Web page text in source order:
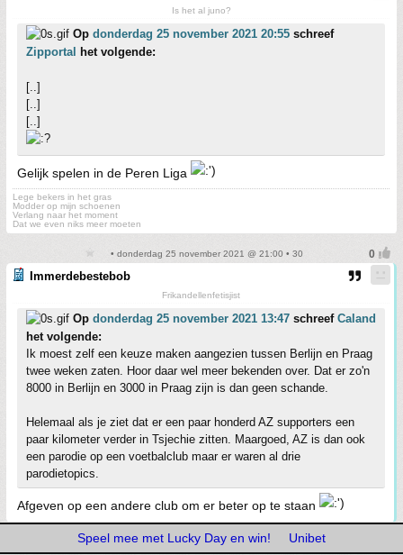
Is het al juno?
Op donderdag 25 november 2021 20:55 schreef
Zipportal het volgende:
[..]
[..]
[..]
Gelijk spelen in de Peren Liga
Lege bekers in het gras
Modder op mijn schoenen
Verlang naar het moment
Dat we even niks meer moeten
• donderdag 25 november 2021 @ 21:00 • 30
Immerdebestebob
Frikandellenfetisjist
Op donderdag 25 november 2021 13:47 schreef Caland
het volgende:
Ik moest zelf een keuze maken aangezien tussen Berlijn en Praag
twee weken zaten. Hoor daar wel meer bekenden over. Dat er zo'n
8000 in Berlijn en 3000 in Praag zijn is dan geen schande.
Helemaal als je ziet dat er een paar honderd AZ supporters een
paar kilometer verder in Tsjechie zitten. Maargoed, AZ is dan ook
een parodie op een voetbalclub maar er waren al drie
parodietopics.
Afgeven op een andere club om er beter op te staan
Speel mee met Lucky Day en win! Unibet